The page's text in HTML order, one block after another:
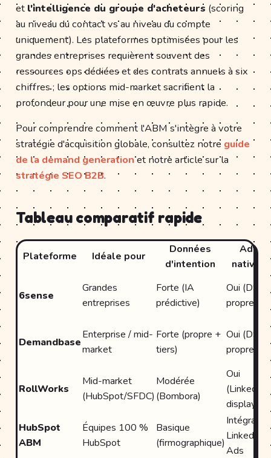
et l'intelligence du groupe d'acheteurs (scoring
au niveau du contact vs au niveau du compte
uniquement). Les plateformes optimisées pour les
grandes entreprises requièrent souvent des
ressources ops dédiées et des contrats annuels à six
chiffres ; les options mid-market sacrifient la
profondeur pour une mise en œuvre plus rapide.
Pour comprendre comment l'ABM s'intègre à votre
stratégie d'acquisition globale, consultez notre guide
de la demand generationet notre article sur la
stratégie SEO B2B.
Tableau comparatif rapide
Plateforme Idéale pour
Données
d'intention
Ads
natives
6sense
Grandes
entreprises
Forte (IA
prédictive)
Oui (DSP
propre)
Demandbase
Enterprise / mid-
market
Forte (propre +
tiers)
Oui (DSP
propre)
RollWorks
Mid-market
(HubSpot/SFDC)
Modérée
(Bombora)
Oui
(LinkedIn,
display)
HubSpot
ABM
Équipes 100 %
HubSpot
Basique
(firmographique)
Intégration
LinkedIn
Ads